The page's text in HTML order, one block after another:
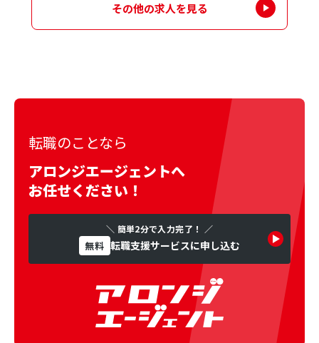
その他の求人を見る
転職のことなら
アロンジエージェントへ
お任せください！
＼ 簡単2分で入力完了！ ／
無料 転職支援サービスに申し込む